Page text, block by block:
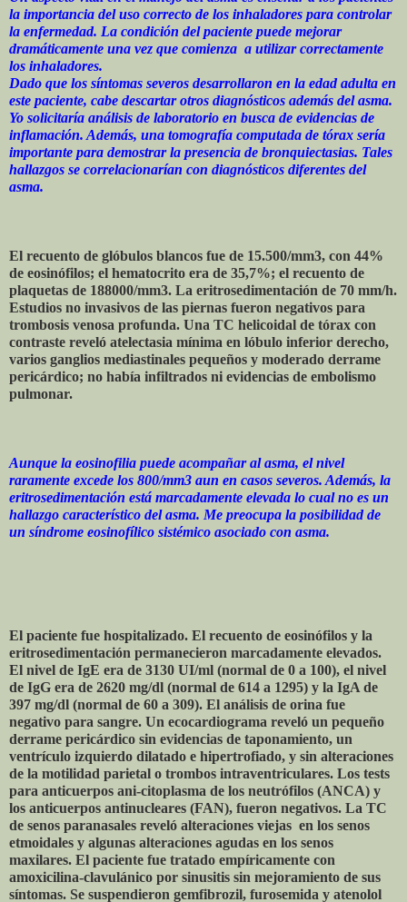
la importancia del uso correcto de los inhaladores para controlar
la enfermedad. La condición del paciente puede mejorar
dramáticamente una vez que comienza a utilizar correctamente
los inhaladores.
Dado que los síntomas severos desarrollaron en la edad adulta en
este paciente, cabe descartar otros diagnósticos además del asma.
Yo solicitaría análisis de laboratorio en busca de evidencias de
inflamación. Además, una tomografía computada de tórax sería
importante para demostrar la presencia de bronquiectasias. Tales
hallazgos se correlacionarían con diagnósticos diferentes del
asma.
El recuento de glóbulos blancos fue de 15.500/mm3, con 44%
de eosinófilos; el hematocrito era de 35,7%; el recuento de
plaquetas de 188000/mm3. La eritrosedimentación de 70 mm/h.
Estudios no invasivos de las piernas fueron negativos para
trombosis venosa profunda. Una TC helicoidal de tórax con
contraste reveló atelectasia mínima en lóbulo inferior derecho,
varios ganglios mediastinales pequeños y moderado derrame
pericárdico; no había infiltrados ni evidencias de embolismo
pulmonar.
Aunque la eosinofilia puede acompañar al asma, el nivel
raramente excede los 800/mm3 aun en casos severos. Además, la
eritrosedimentación está marcadamente elevada lo cual no es un
hallazgo característico del asma. Me preocupa la posibilidad de
un síndrome eosinofílico sistémico asociado con asma.
El paciente fue hospitalizado. El recuento de eosinófilos y la
eritrosedimentación permanecieron marcadamente elevados.
El nivel de IgE era de 3130 UI/ml (normal de 0 a 100), el nivel
de IgG era de 2620 mg/dl (normal de 614 a 1295) y la IgA de
397 mg/dl (normal de 60 a 309). El análisis de orina fue
negativo para sangre. Un ecocardiograma reveló un pequeño
derrame pericárdico sin evidencias de taponamiento, un
ventrículo izquierdo dilatado e hipertrofiado, y sin alteraciones
de la motilidad parietal o trombos intraventriculares. Los tests
para anticuerpos ani-citoplasma de los neutrófilos (ANCA) y
los anticuerpos antinucleares (FAN), fueron negativos. La TC
de senos paranasales reveló alteraciones viejas en los senos
etmoidales y algunas alteraciones agudas en los senos
maxilares. El paciente fue tratado empíricamente con
amoxicilina-clavulánico por sinusitis sin mejoramiento de sus
síntomas. Se suspendieron gemfibrozil, furosemida y atenolol